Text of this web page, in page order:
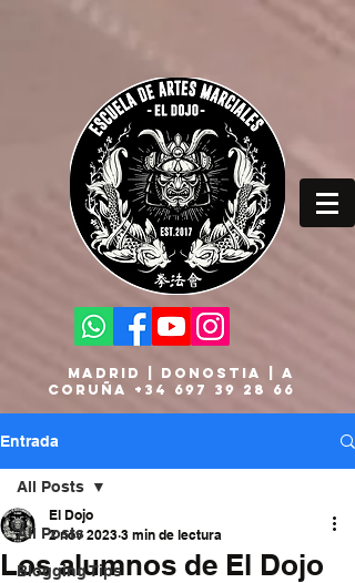
MADRID | DONOSTIA | A
CORUÑA +34 697 39 28 66
Entrada
All Posts
Blogging Tips
All Posts
Los alumnos de El Dojo
El Dojo
2 nov 2023 3 min de lectura